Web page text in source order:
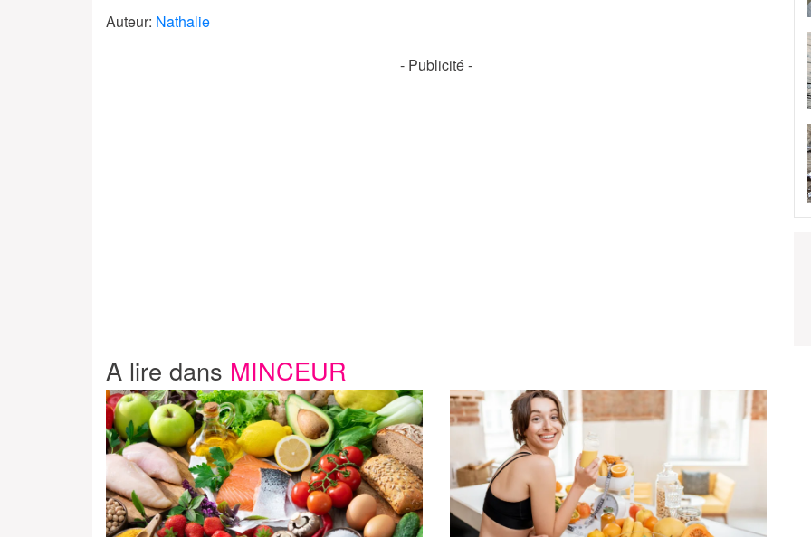
Auteur: Nathalie
- Publicité -
A lire dans MINCEUR